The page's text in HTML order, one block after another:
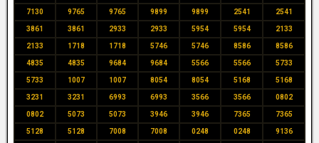
7130 9765 9765 9899 9899 2541 2541
3861 3861 2933 2933 5954 5954 2133
2133 1718 1718 5746 5746 8586 8586
4835 4835 9684 9684 5566 5566 5733
5733 1007 1007 8054 8054 5168 5168
3231 3231 6993 6993 3566 3566 0802
0802 5073 5073 3946 3946 7365 7365
5128 5128 7008 7008 0248 0248 9136